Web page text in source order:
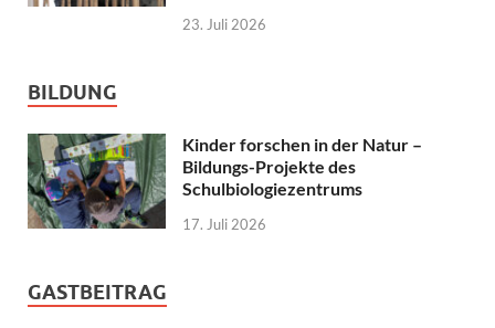
23. Juli 2026
BILDUNG
Kinder forschen in der Natur –
Bildungs-Projekte des
Schulbiologiezentrums
17. Juli 2026
GASTBEITRAG